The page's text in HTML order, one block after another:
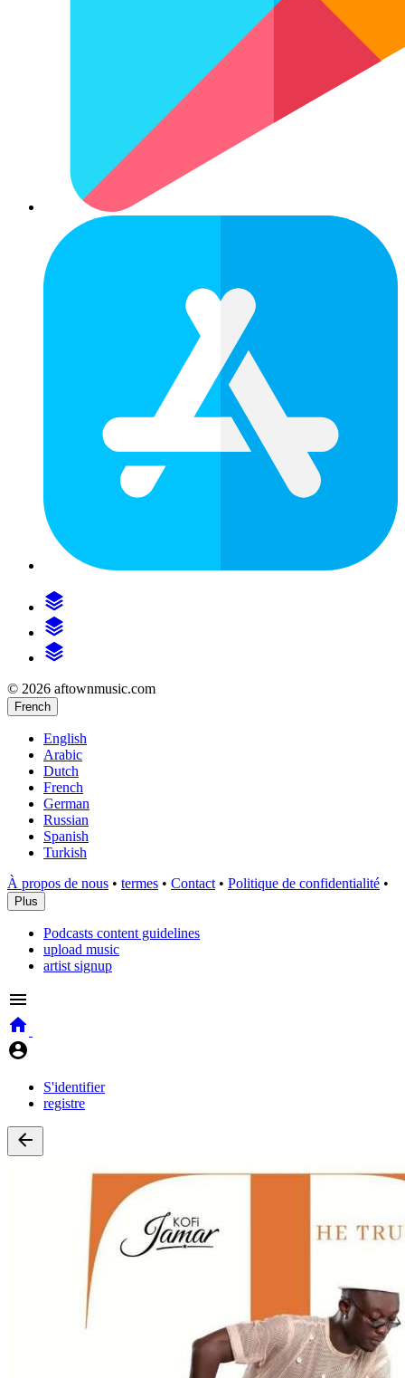
© 2026 aftownmusic.com
French
English
Arabic
Dutch
French
German
Russian
Spanish
Turkish
À propos de nous • termes • Contact • Politique de confidentialité •
Plus
Podcasts content guidelines
upload music
artist signup
S'identifier
registre